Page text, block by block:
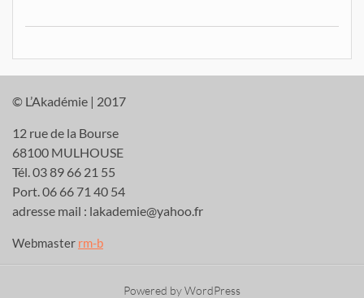
© L’Akadémie | 2017
12 rue de la Bourse
68100 MULHOUSE
Tél. 03 89 66 21 55
Port. 06 66 71 40 54
adresse mail : lakademie@yahoo.fr
Webmaster rm-b
Powered by WordPress